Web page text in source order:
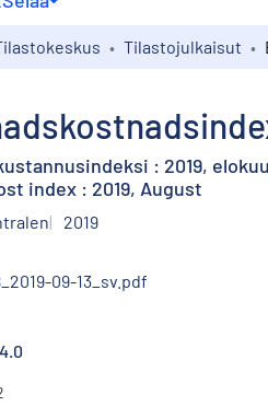
Tilastojulkaisut
: 2019, elokuu
index : 2019, August
2019
09-13_sv.pdf